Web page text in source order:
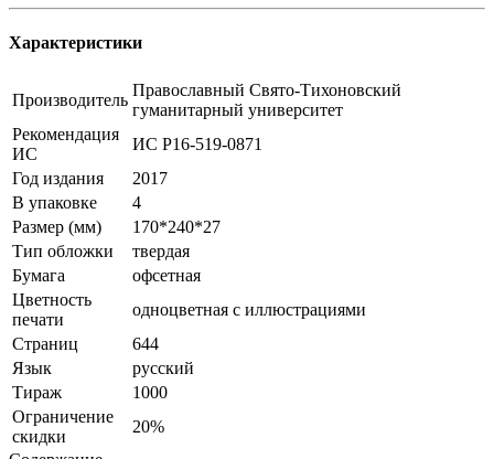
Характеристики
Производитель
Православный Свято-Тихоновский
гуманитарный университет
Рекомендация
ИС
ИС Р16-519-0871
Год издания
2017
В упаковке
4
Размер (мм)
170*240*27
Тип обложки
твердая
Бумага
офсетная
Цветность
печати
одноцветная с иллюстрациями
Страниц
644
Язык
русский
Тираж
1000
Ограничение
скидки
20%